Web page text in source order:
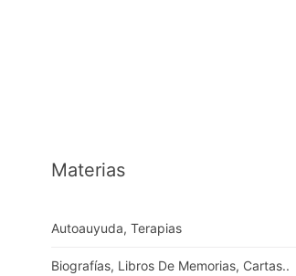
Materias
Autoauyuda, Terapias
Biografías, Libros De Memorias, Cartas..